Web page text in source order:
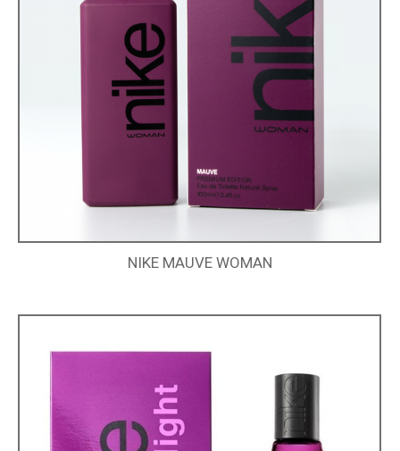
NIKE MAUVE WOMAN